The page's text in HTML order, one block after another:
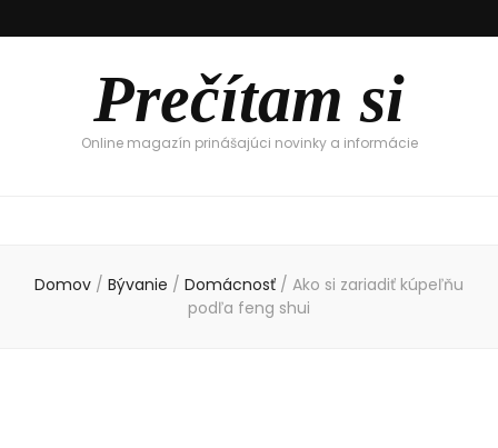
Prečítam si
Online magazín prinášajúci novinky a informácie
Domov / Bývanie / Domácnosť / Ako si zariadiť kúpeľňu
podľa feng shui